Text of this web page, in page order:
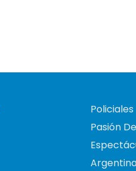
Policiales
Pasión